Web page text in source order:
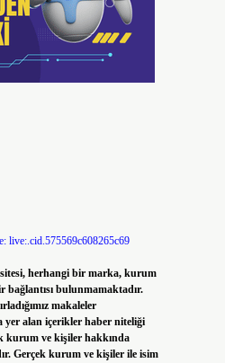
live:.cid.575569c608265c69
herhangi bir marka, kurum
bağlantısı bulunmamaktadır.
makaleler
yer alan içerikler haber niteliği
kurum ve kişiler hakkında
Gerçek kurum ve kişiler ile isim